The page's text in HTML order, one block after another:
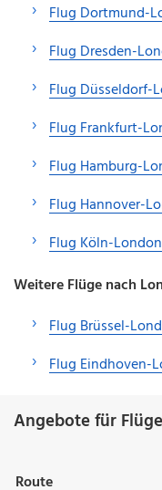
Flug Dortmund-
Flug Dresden-
Flug Düsseldorf-
Flug Frankfurt-
Flug Hamburg-
Flug Hannover-
Flug Köln-London
Weitere Flüge nach
Flug Brüssel-
Flug Eindhoven-
Angebote für
Route